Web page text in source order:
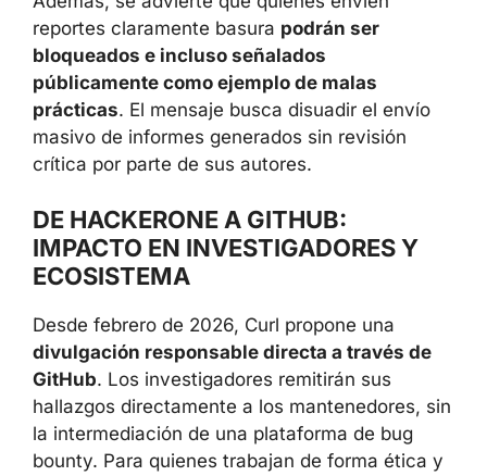
reportes claramente basura podrán ser
bloqueados e incluso señalados
públicamente como ejemplo de malas
prácticas. El mensaje busca disuadir el envío
masivo de informes generados sin revisión
crítica por parte de sus autores.
DE HACKERONE A GITHUB:
IMPACTO EN INVESTIGADORES Y
ECOSISTEMA
Desde febrero de 2026, Curl propone una
divulgación responsable directa a través de
GitHub. Los investigadores remitirán sus
hallazgos directamente a los mantenedores, sin
la intermediación de una plataforma de bug
bounty. Para quienes trabajan de forma ética y